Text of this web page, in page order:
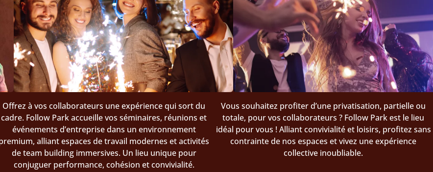
Offrez à vos collaborateurs une expérience qui sort du
cadre. Follow Park accueille vos séminaires, réunions et
événements d’entreprise dans un environnement
alliant espaces de travail modernes et activités
de team building immersives. Un lieu unique pour
conjuguer performance, cohésion et convivialité.
Vous souhaitez profiter d’une privatisation, partielle ou
totale, pour vos collaborateurs ? Follow Park est le lieu
idéal pour vous ! Alliant convivialité et loisirs, profitez sans
contrainte de nos espaces et vivez une expérience
collective inoubliable.